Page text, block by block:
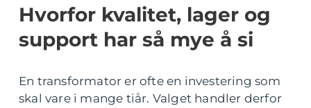
Hvorfor kvalitet, lager og
support har så mye å si
En transformator er ofte en investering som
skal vare i mange tiår. Valget handler derfor